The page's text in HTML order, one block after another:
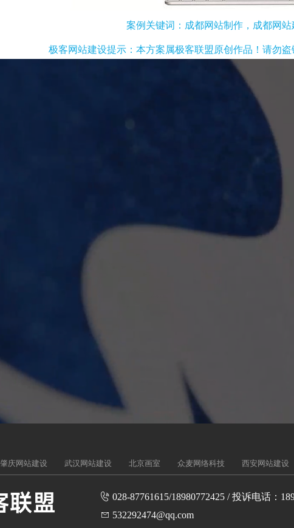
案例关键词：成都网站制作，成都网
极客网站建设提示：本方案属极客联盟原创作品！请勿
肇庆网站建设 武汉网站建设 北京画室 众麦网络科技 西安网站建设
028-87761615/18980772425 / 投诉电话：
532292474@qq.com